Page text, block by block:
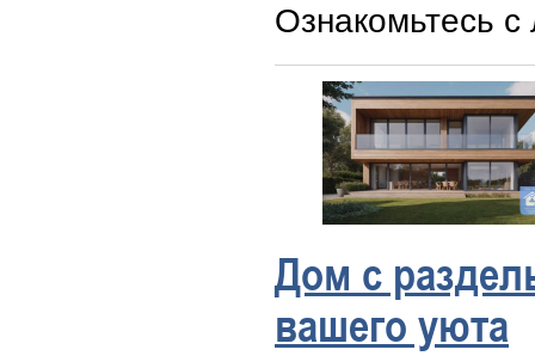
Ознакомьтесь
Дом с
вашего уюта